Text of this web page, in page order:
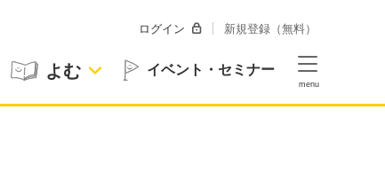
よむ イベント・セミナー
ログイン 新規登録（無料）